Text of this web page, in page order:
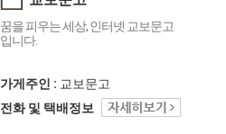
꿈을 피우는 세상, 인터넷 교보문고
입니다.
가게주인 : 교보문고
전화 및 택배정보